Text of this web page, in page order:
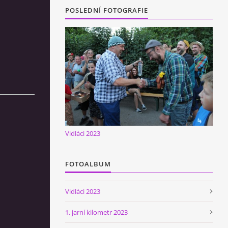
POSLEDNÍ FOTOGRAFIE
Vidláci 2023
FOTOALBUM
Vidláci 2023
1. jarní kilometr 2023